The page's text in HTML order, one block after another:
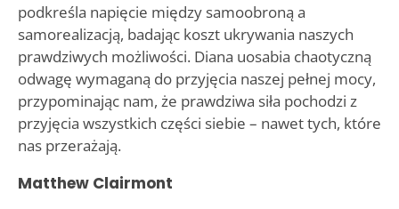
podkreśla napięcie między samoobroną a
samorealizacją, badając koszt ukrywania naszych
prawdziwych możliwości. Diana uosabia chaotyczną
odwagę wymaganą do przyjęcia naszej pełnej mocy,
przypominając nam, że prawdziwa siła pochodzi z
przyjęcia wszystkich części siebie – nawet tych, które
nas przerażają.
Matthew Clairmont